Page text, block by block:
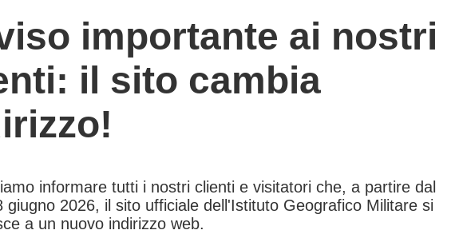
importante ai nostri
il sito cambia
informare tutti i nostri clienti e visitatori che, a partire dal
giugno 2026, il sito ufficiale dell'Istituto Geografico Militare si
a un nuovo indirizzo web.